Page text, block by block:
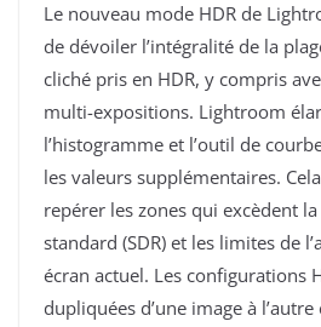
Le nouveau mode HDR de
de dévoiler l’intégralité de la
cliché pris en HDR, y compris
multi-expositions. Lightroom
l’histogramme et l’outil de
les valeurs supplémentaires.
repérer les zones qui excèdent
standard (SDR) et les limites de
écran actuel. Les configurations
dupliquées d’une image à